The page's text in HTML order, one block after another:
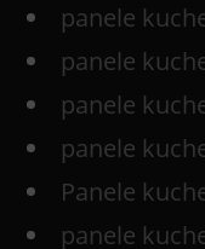
panele
panele
panele
panele
Panele
panele